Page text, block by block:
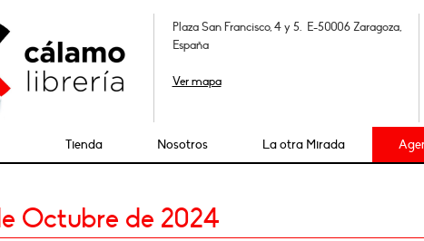
Plaza San Francisco, 4 y 5. E-50006 Zaragoza,
España
Ver mapa
Tienda Nosotros La otra Mirada
Octubre de 2024